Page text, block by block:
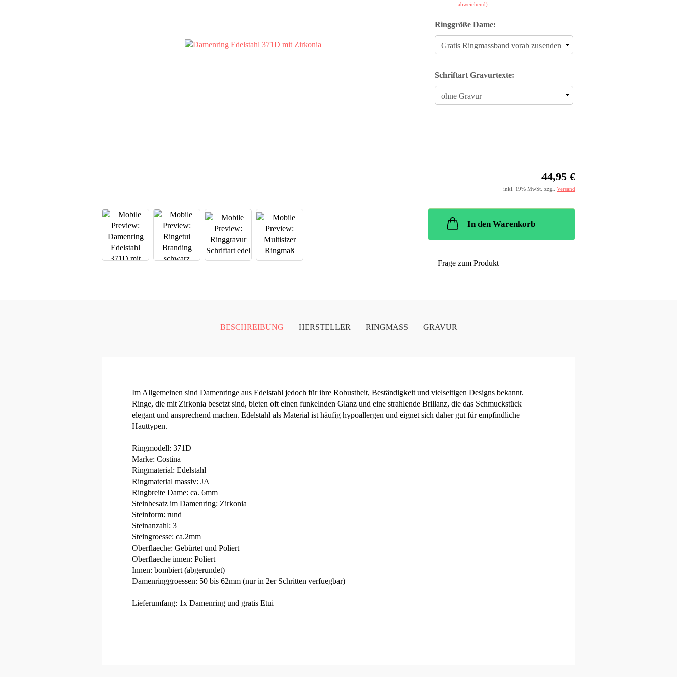
abweichend)
Ringgröße Dame:
Schriftart Gravurtexte:
44,95 €
inkl. 19% MwSt. zzgl. Versand
In den Warenkorb
Frage zum Produkt
BESCHREIBUNG HERSTELLER RINGMASS GRAVUR
Im Allgemeinen sind Damenringe aus Edelstahl jedoch für ihre Robustheit, Beständigkeit und vielseitigen Designs bekannt.
Ringe, die mit Zirkonia besetzt sind, bieten oft einen funkelnden Glanz und eine strahlende Brillanz, die das Schmuckstück
elegant und ansprechend machen. Edelstahl als Material ist häufig hypoallergen und eignet sich daher gut für empfindliche
Hauttypen.
Ringmodell: 371D
Marke: Costina
Ringmaterial: Edelstahl
Ringmaterial massiv: JA
Ringbreite Dame: ca. 6mm
Steinbesatz im Damenring: Zirkonia
Steinform: rund
Steinanzahl: 3
Steingroesse: ca.2mm
Oberflaeche: Gebürtet und Poliert
Oberflaeche innen: Poliert
Innen: bombiert (abgerundet)
Damenringgroessen: 50 bis 62mm (nur in 2er Schritten verfuegbar)
Lieferumfang: 1x Damenring und gratis Etui